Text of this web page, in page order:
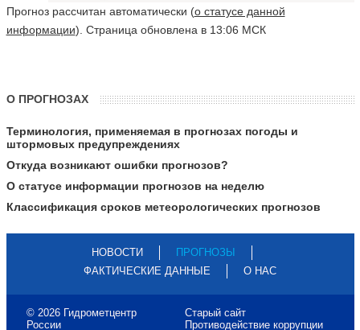
Прогноз рассчитан автоматически (о статусе данной
информации). Страница обновлена в 13:06 МСК
О ПРОГНОЗАХ
Терминология, применяемая в прогнозах погоды и
штормовых предупреждениях
Откуда возникают ошибки прогнозов?
О статусе информации прогнозов на неделю
Классификация сроков метеорологических прогнозов
НОВОСТИ
ПРОГНОЗЫ
ФАКТИЧЕСКИЕ ДАННЫЕ
О НАС
© 2026 Гидрометцентр
России
Старый сайт
Противодействие коррупции